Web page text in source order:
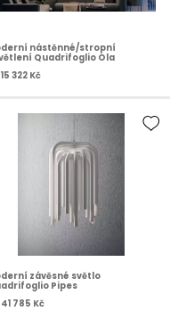
nástěnné/stropní
Quadrifoglio Ola
15 322 Kč
závěsné světlo
Pipes
41 785 Kč